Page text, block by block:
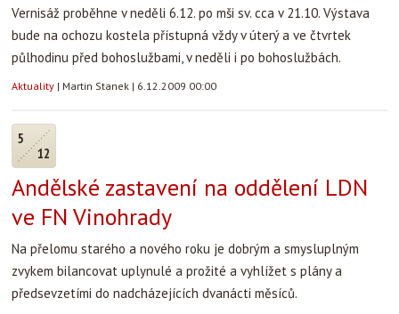
Vernisáž proběhne v neděli 6.12. po mši sv. cca v 21.10. Výstava
bude na ochozu kostela přístupná vždy v úterý a ve čtvrtek
půlhodinu před bohoslužbami, v neděli i po bohoslužbách.
Aktuality | Martin Stanek | 6.12.2009 00:00
5
12
Andělské zastavení na oddělení LDN
ve FN Vinohrady
Na přelomu starého a nového roku je dobrým a smysluplným
zvykem bilancovat uplynulé a prožité a vyhlížet s plány a
předsevzetími do nadcházejících dvanácti měsíců.